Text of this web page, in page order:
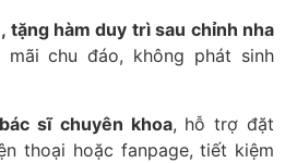
tặng hàm duy trì sau chỉnh nha
mãi chu đáo, không phát sinh
sĩ chuyên khoa, hỗ trợ đặt
thoại hoặc fanpage, tiết kiệm